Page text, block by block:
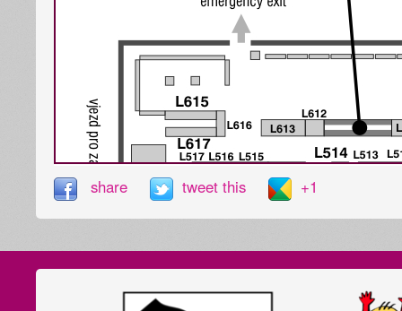
share tweet this +1